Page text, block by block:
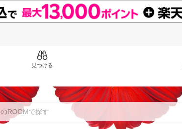
見つける